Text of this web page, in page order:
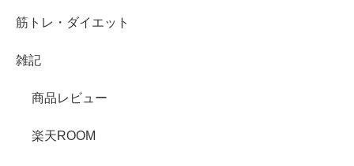
筋トレ・ダイエット
雑記
商品レビュー
楽天ROOM